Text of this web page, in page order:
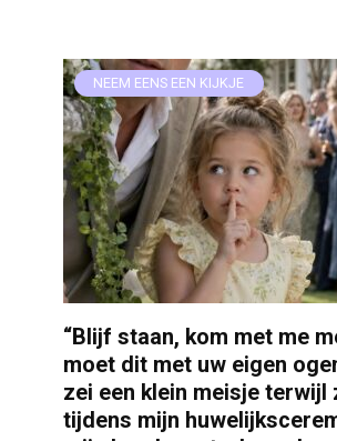
NEEM EENS EEN KIJKJE
“Blijf staan, kom met me
moet dit met uw eigen
zei een klein meisje terwijl
tijdens mijn